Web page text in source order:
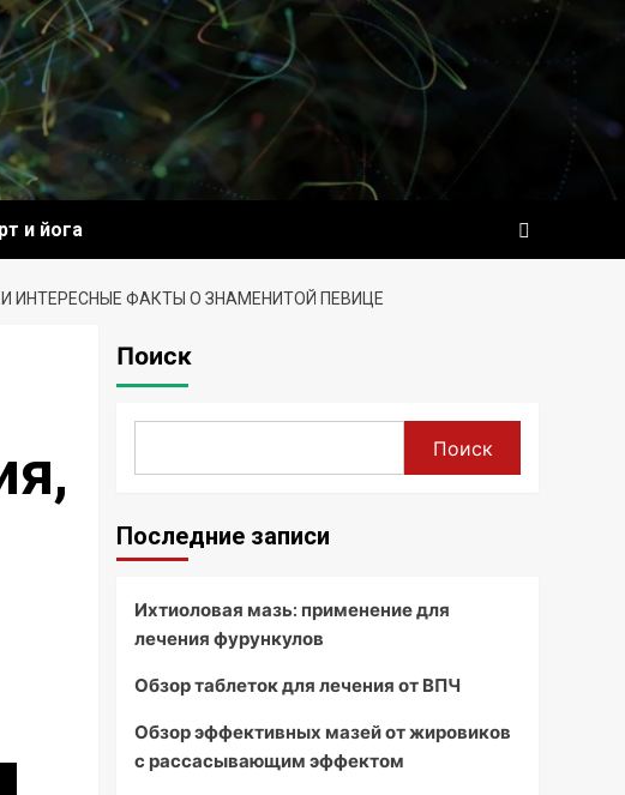
и йога
ИНТЕРЕСНЫЕ ФАКТЫ О ЗНАМЕНИТОЙ ПЕВИЦЕ
Поиск
Поиск
Последние записи
Ихтиоловая мазь: применение для
лечения фурункулов
Обзор таблеток для лечения от ВПЧ
Обзор эффективных мазей от жировиков
с рассасывающим эффектом